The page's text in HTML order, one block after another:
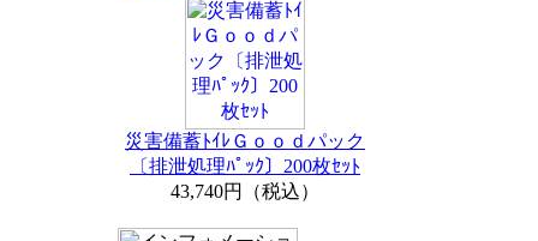
災害備蓄ﾄｲﾚＧｏｏｄパック
〔排泄処理ﾊﾟｯｸ〕200枚ｾｯﾄ
43,740円（税込）